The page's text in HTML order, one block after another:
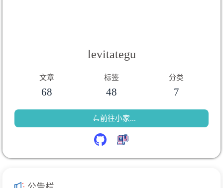
levitategu
文章
68
标签
48
分类
7
🛴前往小家...